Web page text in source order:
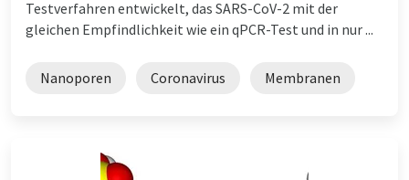
Testverfahren entwickelt, das SARS-CoV-2 mit der
gleichen Empfindlichkeit wie ein qPCR-Test und in nur ...
Nanoporen Coronavirus Membranen